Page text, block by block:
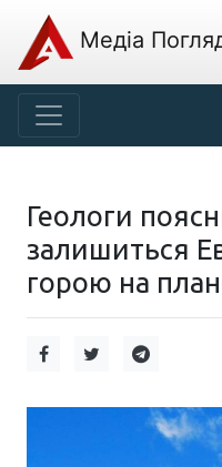
Медіа
Геологи
залишиться
горою на